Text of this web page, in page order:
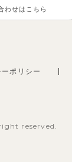
わせはこちら
ポリシー
reserved.